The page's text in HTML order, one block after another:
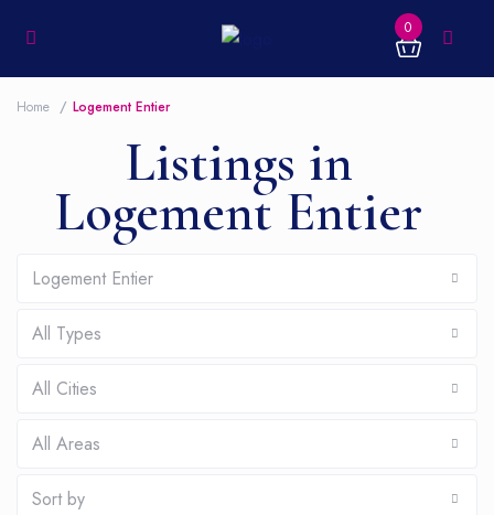
0
Home Logement Entier
Listings in
Logement Entier
Logement Entier
All Types
All Cities
All Areas
Sort by